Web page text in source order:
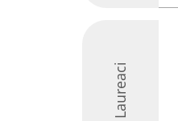
Laureaci